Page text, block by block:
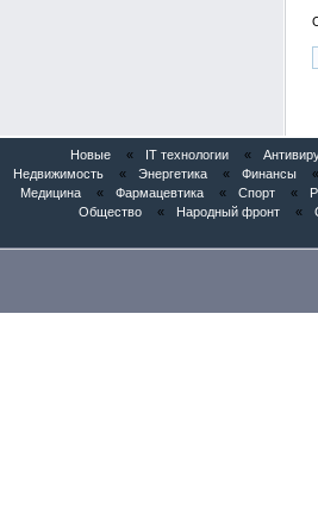
Новые « IT технологии «
Недвижимость
« Энергетика « Финансы «
Медицина
« Фармацевтика « Спорт «
Общество
« Народный фронт «